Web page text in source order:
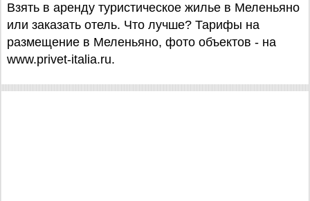
Взять в аренду туристическое жилье в Меленьяно
или заказать отель. Что лучше? Тарифы на
размещение в Меленьяно, фото объектов - на
www.privet-italia.ru.